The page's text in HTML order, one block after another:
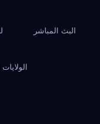
البث المباشر